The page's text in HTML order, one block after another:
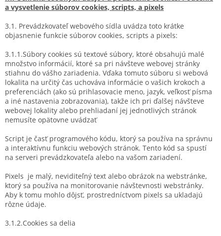
a vysvetlenie súborov cookies, scripts, a pixels
3.1. Prevádzkovateľ webového sídla uvádza toto krátke
objasnenie funkcie súborov cookies, scripts a pixels:
3.1.1.Súbory cookies sú textové súbory, ktoré obsahujú malé
množstvo informácií, ktoré sa pri návšteve webovej stránky
stiahnu do vášho zariadenia. Vďaka tomuto súboru si webová
lokalita na určitý čas uchováva informácie o vašich krokoch a
preferenciách (ako sú prihlasovacie meno, jazyk, veľkosť písma
a iné nastavenia zobrazovania), takže ich pri ďalšej návšteve
webovej lokality alebo prehliadaní jej jednotlivých stránok
nemusíte opätovne uvádzať
Script je časť programového kódu, ktorý sa používa na správnu
a interaktívnu funkciu webových stránok. Tento kód sa spustí
na serveri prevádzkovateľa alebo na vašom zariadení.
Pixels je malý, neviditeľný text alebo obrázok na webstránke,
ktorý sa používa na monitorovanie návštevnosti webstránky.
Aby k tomu mohlo dôjsť, prostredníctvom pixels sa ukladajú
rôzne údaje.
3.1.2.Cookies sa delia